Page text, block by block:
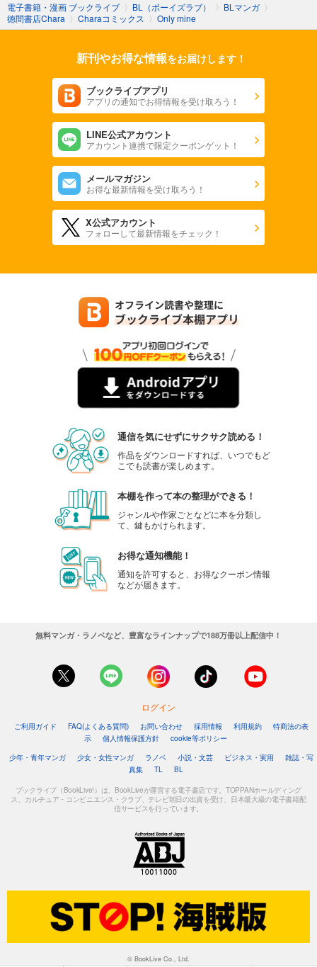
電子書籍・漫画 ブックライブ 〉 BL（ボーイズラブ） 〉 BLマンガ 〉
徳間書店Chara 〉 Charaコミックス 〉 Only mine
新刊やお得な情報をお届けします！
ブックライブアプリ
アプリの通知でお得情報を受け取ろう！
LINE公式アカウント
アカウント連携で限定クーポンゲット！
メールマガジン
お得な最新情報を受け取ろう！
X公式アカウント
フォローして最新情報をチェック！
通信を気にせずにサクサク読める！
作品をダウンロードすれば、いつでもど
こでも読書が楽しめます。
本棚を作って本の整理ができる！
ジャンルや作家ごとなどに本を分類し
て、鍵もかけられます。
お得な通知機能！
通知を許可すると、お得なクーポン情報
などが届きます。
無料マンガ・ラノベなど、豊富なラインナップで188万冊以上配信中！
ログイン
ご利用ガイド FAQ(よくある質問) お問い合わせ 採用情報 利用規約
特商法の表
示
個人情報保護方針
cookie等ポリシー
少年・青年マンガ
少女・女性マンガ ラノベ 小説・文芸 ビジネス・実用
雑誌・写
真集
TL BL
ブックライブ（BookLive!）は、BookLiveが運営する電子書店です。TOPPANホールディング
ス、カルチュア・コンビニエンス・クラブ、テレビ朝日の出資を受け、日本最大級の電子書籍配
信サービスを行っています。
© BookLive Co., Ltd.